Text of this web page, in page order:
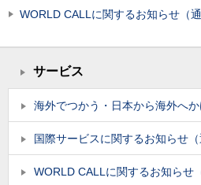
WORLD CALLに関するお知らせ（通
サービス
海外でつかう・日本から海外へ
国際サービスに関するお知らせ（
WORLD CALLに関するお知らせ